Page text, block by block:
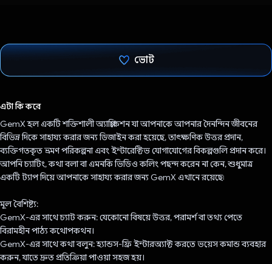
ভোট
এটা কি করে
GemX হল একটি শক্তিশালী অ্যাপ্লিকেশন যা আপনাকে আপনার দৈনন্দিন জীবনের
বিভিন্ন দিকে সাহায্য করার জন্য ডিজাইন করা হয়েছে, তাৎক্ষণিক উত্তর প্রদান,
ব্যক্তিগতকৃত ভ্রমণ পরিকল্পনা এবং ইন্টারেক্টিভ যোগাযোগের বিকল্পগুলি প্রদান করে।
আপনি চ্যাটিং, কথা বলা বা এমনকি ভিডিও কলিং পছন্দ করেন না কেন, শুধুমাত্র
একটি ট্যাপ দিয়ে আপনাকে সাহায্য করার জন্য GemX এখানে রয়েছে৷
মূল বৈশিষ্ট্য:
GemX-এর সাথে চ্যাট করুন: যেকোনো বিষয়ে উত্তর, পরামর্শ বা তথ্য পেতে
বিরামহীন পাঠ্য কথোপকথন।
GemX-এর সাথে কথা বলুন: হ্যান্ডস-ফ্রি ইন্টারঅ্যাক্ট করতে ভয়েস কমান্ড ব্যবহার
করুন, যাতে দ্রুত প্রতিক্রিয়া পাওয়া সহজ হয়।